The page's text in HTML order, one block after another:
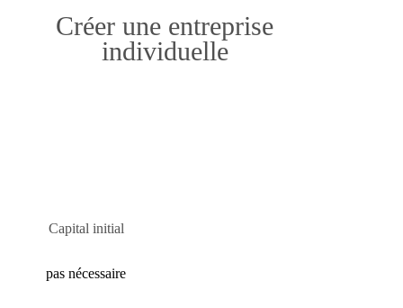
Créer une entreprise
individuelle
Capital initial
pas nécessaire